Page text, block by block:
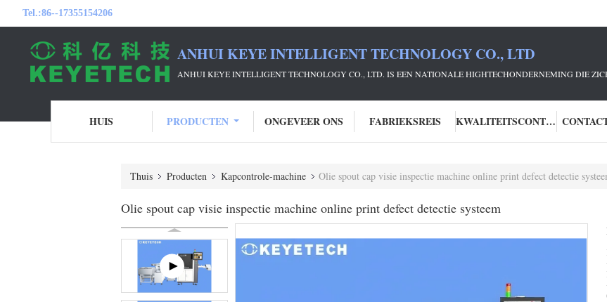
Tel.:86--17355154206
ANHUI KEYE INTELLIGENT TECHNOLOGY CO., LTD
ANHUI KEYE INTELLIGENT TECHNOLOGY CO., LTD. IS EEN NATIONALE HIGHTECHONDERNEMING DIE
HUIS PRODUCTEN ONGEVEER ONS FABRIEKSREIS KWALITEITSCONTROLE
Thuis Producten Kapcontrole-machine Olie spout cap visie inspectie machine online print defect detectie
Olie spout cap visie inspectie machine online print defect detectie systeem